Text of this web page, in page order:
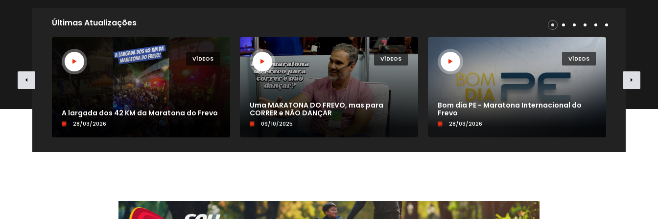
Últimas Atualizações
A largada dos 42 KM da Maratona do Frevo
28/03/2026
VÍDEOS
Uma MARATONA DO FREVO, mas para
CORRER e NÃO DANÇAR
09/10/2025
VÍDEOS
Bom dia PE - Maratona Internacional do
Frevo
28/03/2026
VÍDEOS